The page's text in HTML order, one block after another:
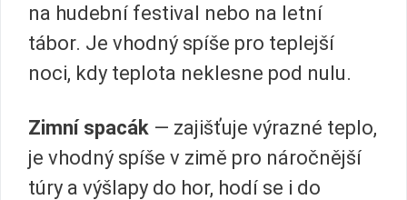
na hudební festival nebo na letní
tábor. Je vhodný spíše pro teplejší
noci, kdy teplota neklesne pod nulu.
Zimní spacák — zajišťuje výrazné teplo,
je vhodný spíše v zimě pro náročnější
túry a výšlapy do hor, hodí se i do